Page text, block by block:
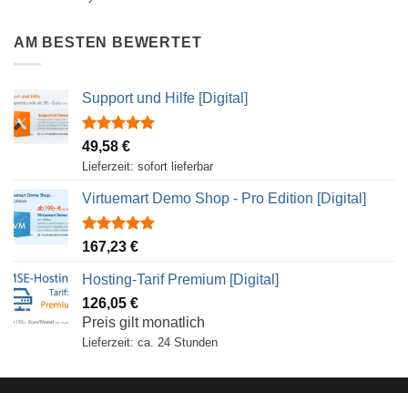
out of 5
AM BESTEN BEWERTET
Support und Hilfe [Digital]
Rated5.00
out of 5
49,58 €
Lieferzeit: sofort lieferbar
Virtuemart Demo Shop - Pro Edition [Digital]
Rated4.88
167,23 €
Hosting-Tarif Premium [Digital]
126,05 €
Preis gilt monatlich
Lieferzeit: ca. 24 Stunden